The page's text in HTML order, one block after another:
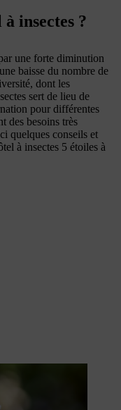
insectes ?
une forte diminution
baisse du nombre de
dont les
sert de lieu de
pour différentes
des besoins très
quelques conseils et
à insectes 5 étoiles à